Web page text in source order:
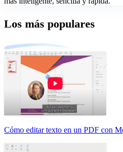
Los más populares
Cómo editar texto en un PDF con